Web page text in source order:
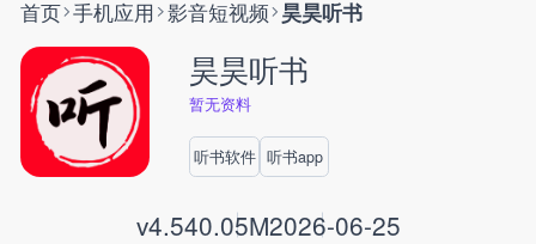
首页 手机应用 影音短视频 昊昊听书
昊昊听书
暂无资料
听书软件 听书app
v4.540.05M2026-06-25